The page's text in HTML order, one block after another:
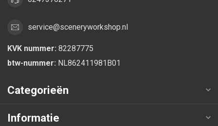
service@sceneryworkshop.nl
KVK nummer: 82287775
btw-nummer: NL862411981B01
Categorieën
Informatie